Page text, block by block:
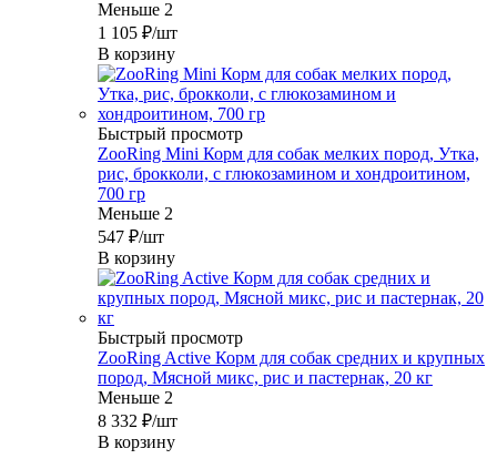
Меньше 2
1 105 ₽/шт
В корзину
Быстрый просмотр
ZooRing Mini Корм для собак мелких пород, Утка,
рис, брокколи, с глюкозамином и хондроитином,
700 гр
Меньше 2
547 ₽/шт
В корзину
Быстрый просмотр
ZooRing Active Корм для собак средних и крупных
пород, Мясной микс, рис и пастернак, 20 кг
Меньше 2
8 332 ₽/шт
В корзину